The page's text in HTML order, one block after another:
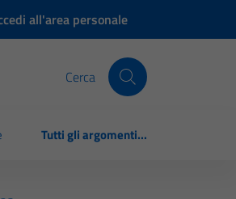
all'area personale
Cerca
Tutti gli argomenti...